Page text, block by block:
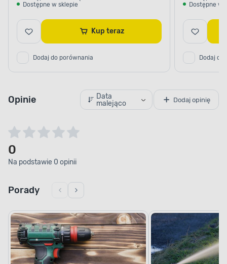
Dostępne w sklepie
Kup teraz
Dodaj do porównania
Dostępne w
Dodaj do
Opinie
Data
malejąco
Dodaj opinię
0
Na podstawie 0 opinii
Porady